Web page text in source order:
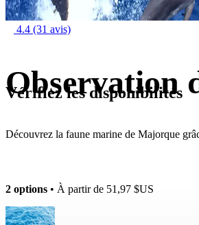
4.4 (31 avis)
Observation
Découvrez la faune marine de Majorque
Vérifiez les disponibilités
2 options • À partir de 51,97 $US